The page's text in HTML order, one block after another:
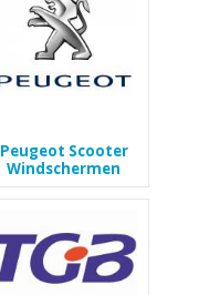
Peugeot Scooter
Windschermen